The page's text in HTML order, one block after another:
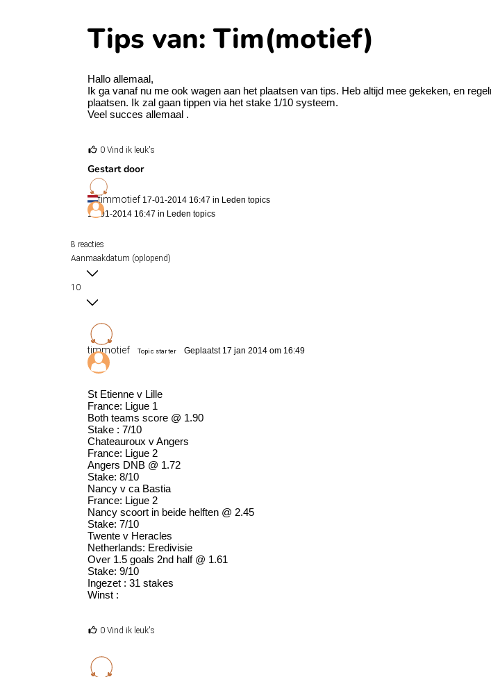
Tips van: Tim(motief)
Hallo allemaal,
Ik ga vanaf nu me ook wagen aan het plaatsen van tips. Heb altijd mee gekeken, en
plaatsen. Ik zal gaan tippen via het stake 1/10 systeem.
Veel succes allemaal .
0 Vind ik leuk's
Gestart door
timmotief 17-01-2014 16:47 in Leden topics
17-01-2014 16:47 in Leden topics
8 reacties
Aanmaakdatum (oplopend)
10
timmotief Topic starter Geplaatst 17 jan 2014 om 16:49
St Etienne v Lille
France: Ligue 1
Both teams score @ 1.90
Stake : 7/10
Chateauroux v Angers
France: Ligue 2
Angers DNB @ 1.72
Stake: 8/10
Nancy v ca Bastia
France: Ligue 2
Nancy scoort in beide helften @ 2.45
Stake: 7/10
Twente v Heracles
Netherlands: Eredivisie
Over 1.5 goals 2nd half @ 1.61
Stake: 9/10
Ingezet : 31 stakes
Winst :
0 Vind ik leuk's